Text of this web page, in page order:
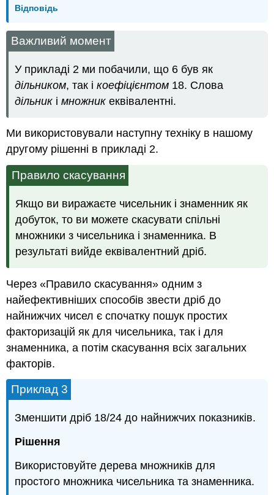
Відповідь
Важливий момент
У прикладі 2 ми побачили, що 6 був як
дільником, так ікоефіцієнтом 18. Слова
дільник імножник еквівалентні.
Ми використовували наступну техніку в нашому
другому рішенні в прикладі 2.
Правило скасування
Якщо ви виражаєте чисельник і знаменник як
добуток, то ви можете скасувати спільні
множники з чисельника і знаменника. В
результаті вийде еквівалентний дріб.
Через «Правило скасування» одним з
найефективніших способів звести дріб до
найнижчих чисел є спочатку пошук простих
факторизацій як для чисельника, так і для
знаменника, а потім скасування всіх загальних
факторів.
Приклад 3
Зменшити дріб 18/24 до найнижчих показників.
Рішення
Використовуйте дерева множників для
простого множника чисельника та знаменника.